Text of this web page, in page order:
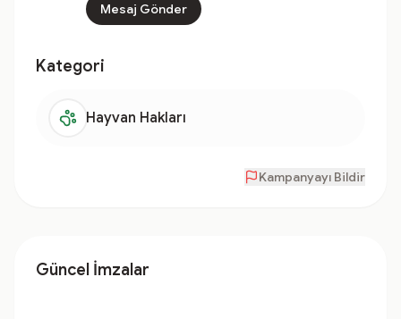
Mesaj Gönder
Kategori
Hayvan Hakları
Kampanyayı Bildir
Güncel İmzalar